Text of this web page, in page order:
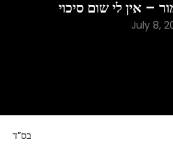
– אין לי שום סיכוי
July 8,
בס”ד